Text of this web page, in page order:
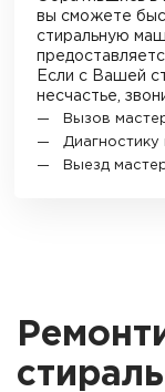
вы сможете
стиральную
Если с Вашей
несчастье,
Вызов
Выезд